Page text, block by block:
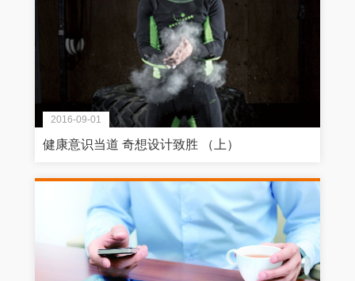
2016-09-01
健康意识当道 奇想设计致胜 （上）